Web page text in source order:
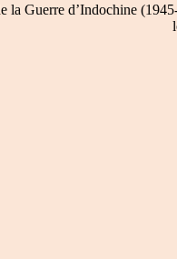
Guerre d’Indochine